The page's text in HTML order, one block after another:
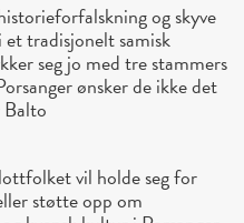
og skyve
tradisjonelt samisk
seg jo med tre stammers
ønsker de ikke det
vil holde seg for
støtte opp om